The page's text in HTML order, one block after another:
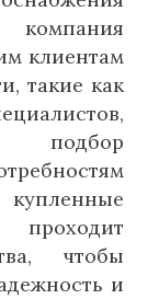
клиентам
такие как
подбор
проходит
чтобы
и